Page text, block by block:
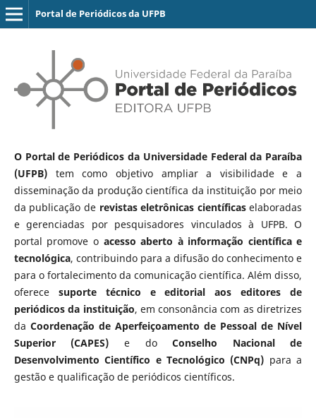
Portal de Periódicos da UFPB
O Portal de Periódicos da Universidade Federal da Paraíba
(UFPB)tem como objetivo ampliar a visibilidade e a
disseminação da produção científica da instituição por meio
da publicação de revistas eletrônicas científicaselaboradas
e gerenciadas por pesquisadores vinculados à UFPB. O
portal promove o acesso aberto à informação científica e
tecnológica, contribuindo para a difusão do conhecimento e
para o fortalecimento da comunicação científica. Além disso,
oferece suporte técnico e editorial aos editores de
periódicos da instituição, em consonância com as diretrizes
da Coordenação de Aperfeiçoamento de Pessoal de Nível
Superior (CAPES) e doConselho Nacional de
Desenvolvimento Científico e Tecnológico (CNPq) para a
gestão e qualificação de periódicos científicos.